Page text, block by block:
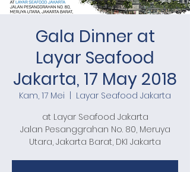
Gala Dinner at
Layar Seafood
Jakarta, 17 May 2018
Kam, 17 Mei
Layar Seafood Jakarta
at Layar Seafood Jakarta
Jalan Pesanggrahan No. 80, Meruya
Utara, Jakarta Barat, DKI Jakarta